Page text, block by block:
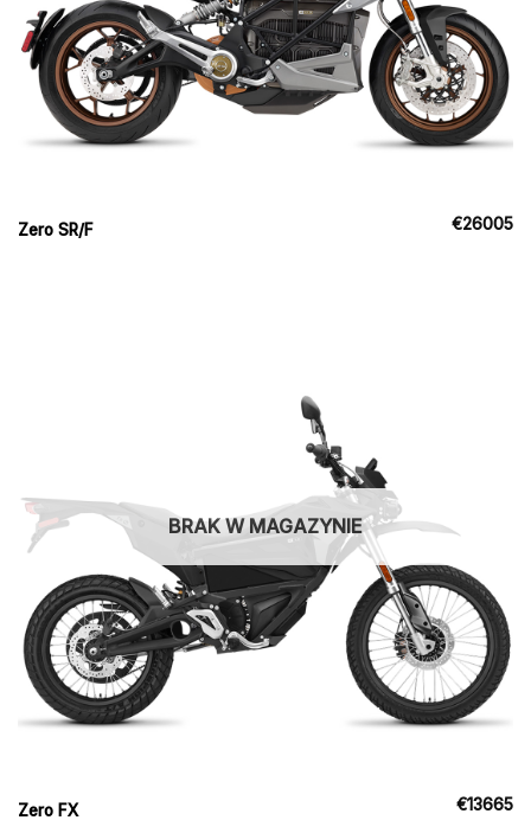
Zero SR/F €26005
BRAK W MAGAZYNIE
Zero FX €13665